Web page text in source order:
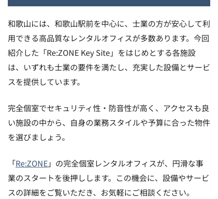
和歌山には、和歌山駅前を中心に、士業の方が安心して利
用できる高品質なレンタルオフィスが多数あります。今回
紹介した「Re:ZONE Key Site」をはじめとする各施設
は、いずれも士業の要件を満たし、充実した設備とサービ
スを提供しています。
完全個室でセキュリティ性・防音性が高く、アクセスも良
い施設の中から、自身の業務スタイルや予算に合った物件
を選びましょう。
「Re:ZONE」の完全個室レンタルオフィスが、円滑な事
業のスタートを後押しします。この機会に、設備やサービ
スの詳細をご覧いただき、お気軽にご相談ください。